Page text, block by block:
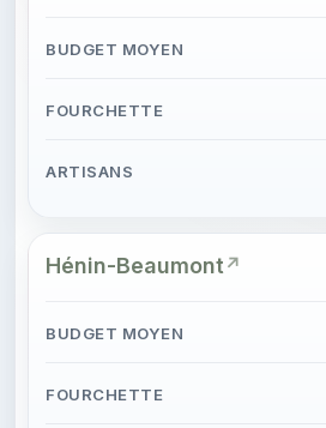
Hénin-Beaumont